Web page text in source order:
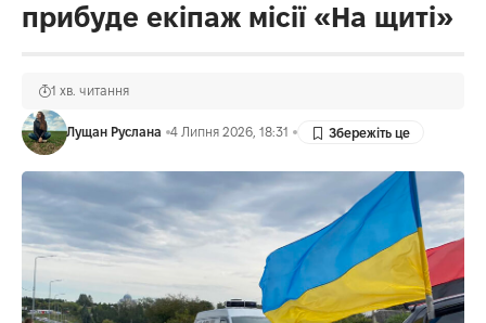
прибуде екіпаж місії «На щиті»
Лущан Руслана 4 Липня 2026, 18:31
1 хв. читання